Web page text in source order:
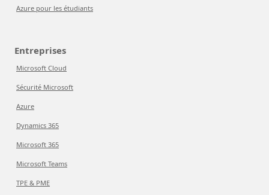
Azure pour les étudiants
Entreprises
Microsoft Cloud
Sécurité Microsoft
Azure
Dynamics 365
Microsoft 365
Microsoft Teams
TPE & PME